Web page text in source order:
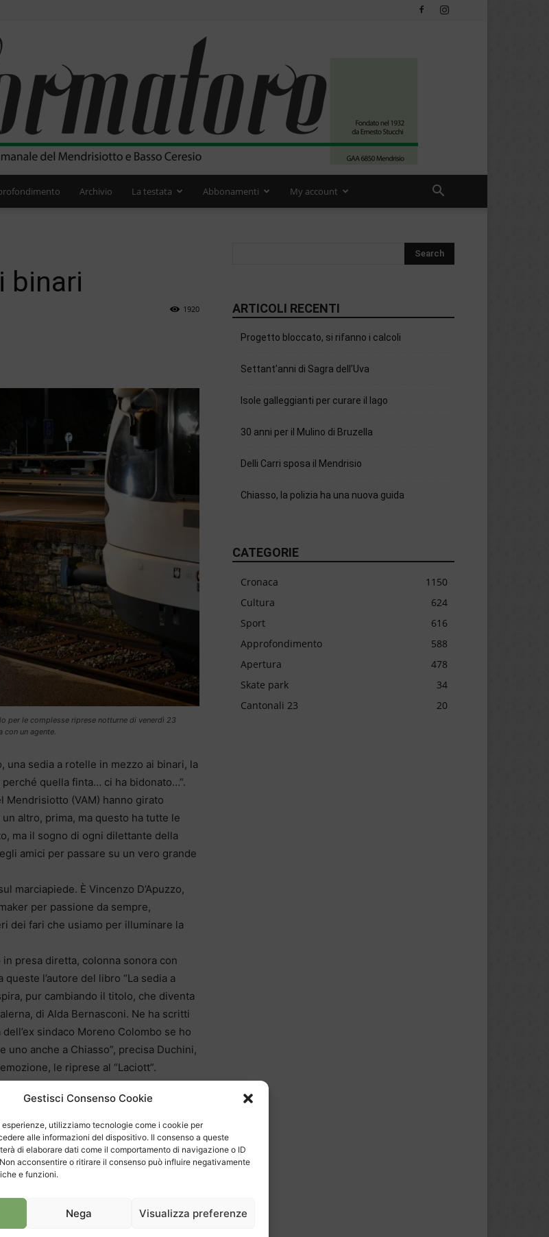
Gestisci Consenso Cookie
esperienze, utilizziamo tecnologie come i cookie per
alle informazioni del dispositivo. Il consenso a queste
di elaborare dati come il comportamento di navigazione o ID
acconsentire o ritirare il consenso può influire negativamente
e funzioni.
Nega Visualizza preferenze
Archivio La testata Abbonamenti My account
binari
1920
per le complesse riprese notturne di venerdì 23
con un agente.
una sedia a rotelle in mezzo ai binari, la
quella finta… ci ha bidonato…”.
Mendrisiotto (VAM) hanno girato
altro, prima, ma questo ha tutte le
ma il sogno di ogni dilettante della
amici per passare su un vero grande
marciapiede. È Vincenzo D’Apuzzo,
per passione da sempre,
dei fari che usiamo per illuminare la
presa diretta, colonna sonora con
l’autore del libro “La sedia a
pur cambiando il titolo, che diventa
di Alda Bernasconi. Ne ha scritti
sindaco Moreno Colombo se ho
anche a Chiasso”, precisa Duchini,
le riprese al “Laciott”.
giallo è ambientato a Casa Giardino.
città sarebbe stato poco delicato girare
a Mendrisio, in un locale dell’
dai VAM in casa per anziani. Ma
è rimasta appesa sulla porta,
e cantonali hanno ricevuto numerose
accasata Exit, la nota agenzia della
ARTICOLI RECENTI
Progetto bloccato, si rifanno i calcoli
Settant’anni di Sagra dell’Uva
Isole galleggianti per curare il lago
30 anni per il Mulino di Bruzella
Delli Carri sposa il Mendrisio
Chiasso, la polizia ha una nuova guida
CATEGORIE
Cronaca
1150
Cultura
624
Sport
616
Approfondimento
588
Apertura
478
Skate park
34
Cantonali 23
20